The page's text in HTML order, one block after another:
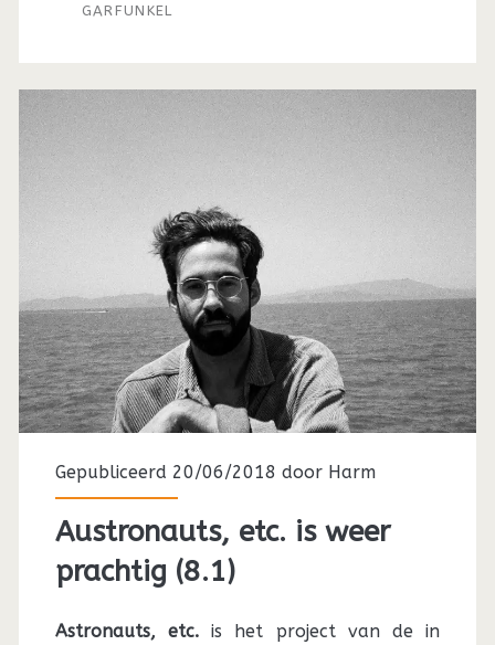
GARFUNKEL
Gepubliceerd 20/06/2018 door Harm
Austronauts, etc. is weer
prachtig (8.1)
Astronauts, etc.is het project van de in